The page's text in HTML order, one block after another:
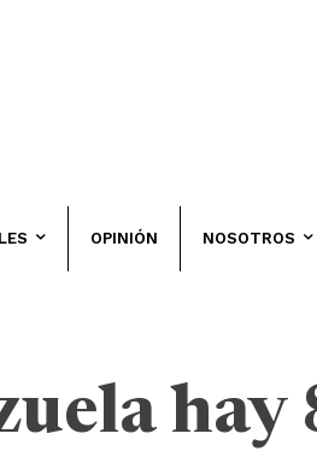
OPINIÓN NOSOTROS
hay